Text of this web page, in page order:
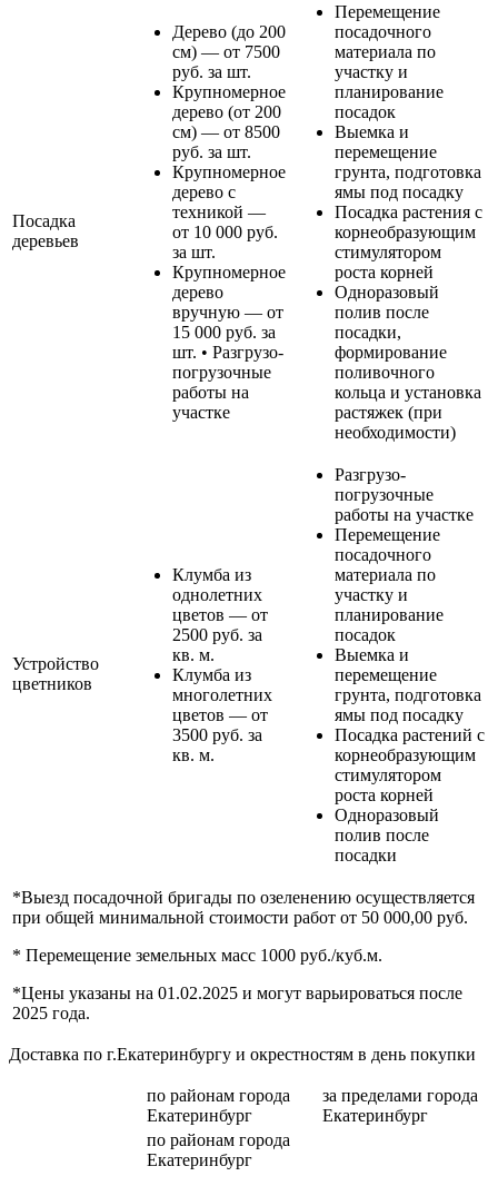
Посадка
деревьев
Дерево (до 200
см) — от 7500
руб. за шт.
Крупномерное
дерево (от 200
см) — от 8500
руб. за шт.
Крупномерное
дерево с
техникой —
от 10 000 руб.
за шт.
Крупномерное
дерево
вручную — от
15 000 руб. за
шт. • Разгрузо-
погрузочные
работы на
участке
Перемещение
посадочного
материала по
участку и
планирование
посадок
Выемка и
перемещение
грунта, подготовка
ямы под посадку
Посадка растения с
корнеобразующим
стимулятором
роста корней
Одноразовый
полив после
посадки,
формирование
поливочного
кольца и установка
растяжек (при
необходимости)
Устройство
цветников
Клумба из
однолетних
цветов — от
2500 руб. за
кв. м.
Клумба из
многолетних
цветов — от
3500 руб. за
кв. м.
Разгрузо-
погрузочные
работы на участке
Перемещение
посадочного
материала по
участку и
планирование
посадок
Выемка и
перемещение
грунта, подготовка
ямы под посадку
Посадка растений с
корнеобразующим
стимулятором
роста корней
Одноразовый
полив после
посадки
*Выезд посадочной бригады по озеленению осуществляется
при общей минимальной стоимости работ от 50 000,00 руб.
* Перемещение земельных масс 1000 руб./куб.м.
*Цены указаны на 01.02.2025 и могут варьироваться после
2025 года.
Доставка по г.Екатеринбургу и окрестностям в день покупки
по районам города
Екатеринбург
за пределами города
Екатеринбург
по районам города
Екатеринбург